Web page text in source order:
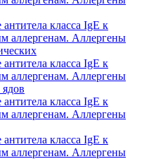
класса IgE к
аллергенам. Аллергены
класса IgE к
аллергенам. Аллергены
класса IgE к
аллергенам. Аллергены
класса IgE к
аллергенам. Аллергены